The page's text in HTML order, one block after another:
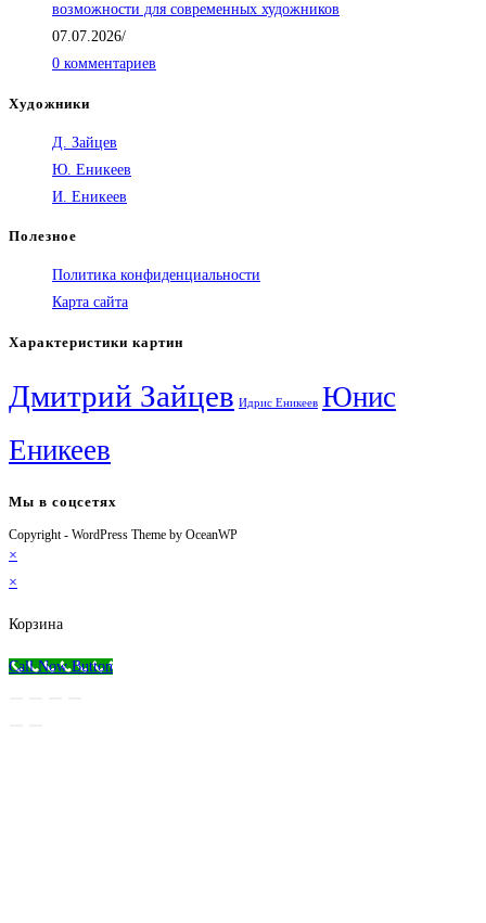
возможности для современных художников
07.07.2026/
0 комментариев
Художники
Д. Зайцев
Ю. Еникеев
И. Еникеев
Полезное
Политика конфиденциальности
Карта сайта
Характеристики картин
Дмитрий Зайцев Идрис Еникеев Юнис
Еникеев
Мы в соцсетях
Откроется
вкладке
Откроется
вкладке
Откроется
вкладке
Откроется
приложении
Copyright - WordPress Theme by OceanWP
×
×
Корзина
Call Now Button